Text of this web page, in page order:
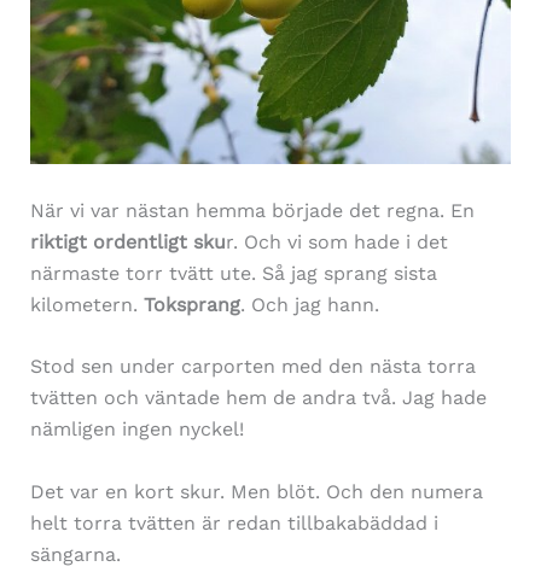
När vi var nästan hemma började det regna. En
riktigt ordentligt skur. Och vi som hade i det
närmaste torr tvätt ute. Så jag sprang sista
kilometern. Toksprang. Och jag hann.
Stod sen under carporten med den nästa torra
tvätten och väntade hem de andra två. Jag hade
nämligen ingen nyckel!
Det var en kort skur. Men blöt. Och den numera
helt torra tvätten är redan tillbakabäddad i
sängarna.